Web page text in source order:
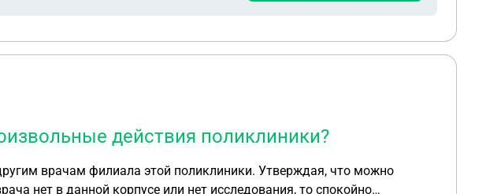
действия поликлиники?
врачам филиала этой поликлиники. Утверждая, что можно
нет в данной корпусе или нет исследования, то спокойно